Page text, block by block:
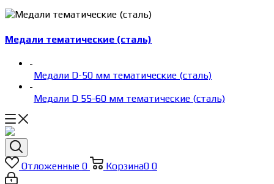
Медали тематические (сталь)
-
Медали D-50 мм тематические (сталь)
-
Медали D 55-60 мм тематические (сталь)
Отложенные 0 Корзина0 0